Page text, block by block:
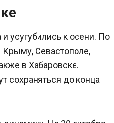
усугубились к осени. По
Крыму, Севастополе,
в Хабаровске.
сохраняться до конца